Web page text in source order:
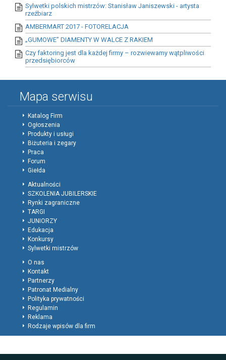
Sylwetki polskich mistrzów: Stanisław Janiszewski - artysta
rzeźbiarz
AMBERMART 2017 - FOTORELACJA
„GUMOWE” DIAMENTY W WALCE Z RAKIEM
Czy faktoring jest dla każdej firmy – rozwiewamy wątpliwości
przedsiębiorców
Mapa serwisu
Katalog Firm
Ogłoszenia
Produkty i usługi
Biżuteria i zegary
Praca
Forum
Giełda
Aktualności
SZKOLENIA JUBILERSKIE
Rynki zagraniczne
TARGI
JUNIORZY
Edukacja
Konkursy
Sylwetki mistrzów
O nas
Kontakt
Partnerzy
Patronat Medialny
Polityka prywatności
Regulamin
Reklama
Rodzaje wpisów dla firm